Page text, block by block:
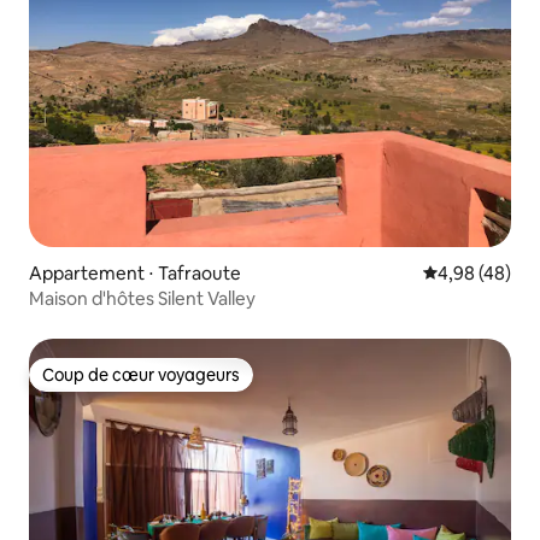
Appartement ⋅ Tafraoute Évaluation
4,98 (48)
Maison d'hôtes Silent Valley
Coup de cœur voyageurs
Coup de cœur voyageurs